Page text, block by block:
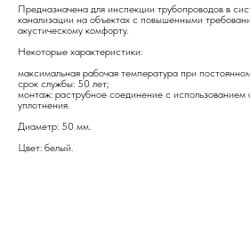
Предназначена для инспекции трубопроводов в
канализации на объектах с повышенными
акустическому комфорту.
Некоторые характеристики:
максимальная рабочая температура при
срок службы: 50 лет;
монтаж: раструбное соединение с использованием
уплотнения.
Диаметр: 50 мм.
Цвет: белый.